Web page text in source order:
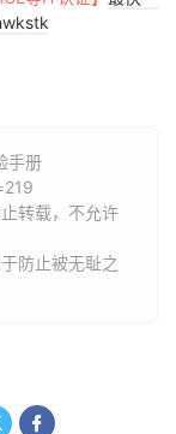
手册
转载，不允许
防止被无耻之
